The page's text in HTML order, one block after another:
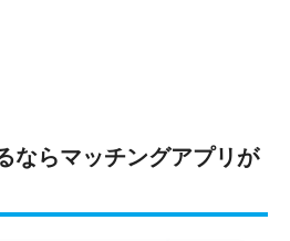
ならマッチングアプリが